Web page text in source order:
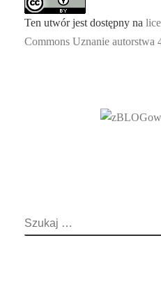
Ten utwór jest dostępny na
Commons Uznanie autorstwa
SZUKAJ